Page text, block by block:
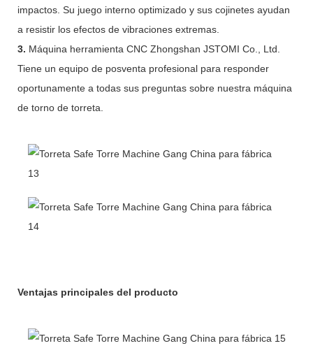
impactos. Su juego interno optimizado y sus cojinetes ayudan
a resistir los efectos de vibraciones extremas.
3. Máquina herramienta CNC Zhongshan JSTOMI Co., Ltd.
Tiene un equipo de posventa profesional para responder
oportunamente a todas sus preguntas sobre nuestra máquina
de torno de torreta.
Ventajas principales del producto